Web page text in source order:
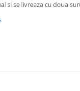
si se livreaza cu doua